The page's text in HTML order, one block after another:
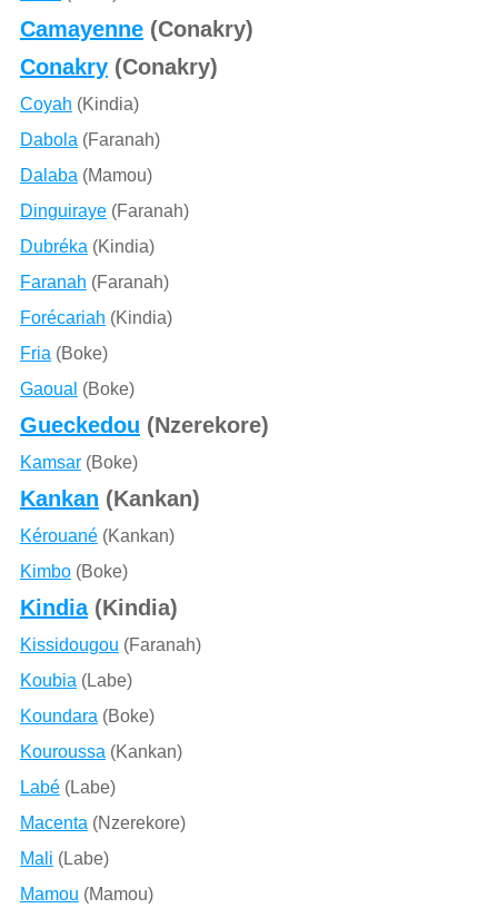
Camayenne(Conakry)
Conakry(Conakry)
Coyah (Kindia)
Dabola (Faranah)
Dalaba (Mamou)
Dinguiraye(Faranah)
Dubréka (Kindia)
Faranah (Faranah)
Forécariah (Kindia)
Fria (Boke)
Gaoual (Boke)
Gueckedou (Nzerekore)
Kamsar(Boke)
Kankan (Kankan)
Kérouané(Kankan)
Kimbo(Boke)
Kindia(Kindia)
Kissidougou (Faranah)
Koubia (Labe)
Koundara (Boke)
Kouroussa (Kankan)
Labé(Labe)
Macenta (Nzerekore)
Mali (Labe)
Mamou (Mamou)